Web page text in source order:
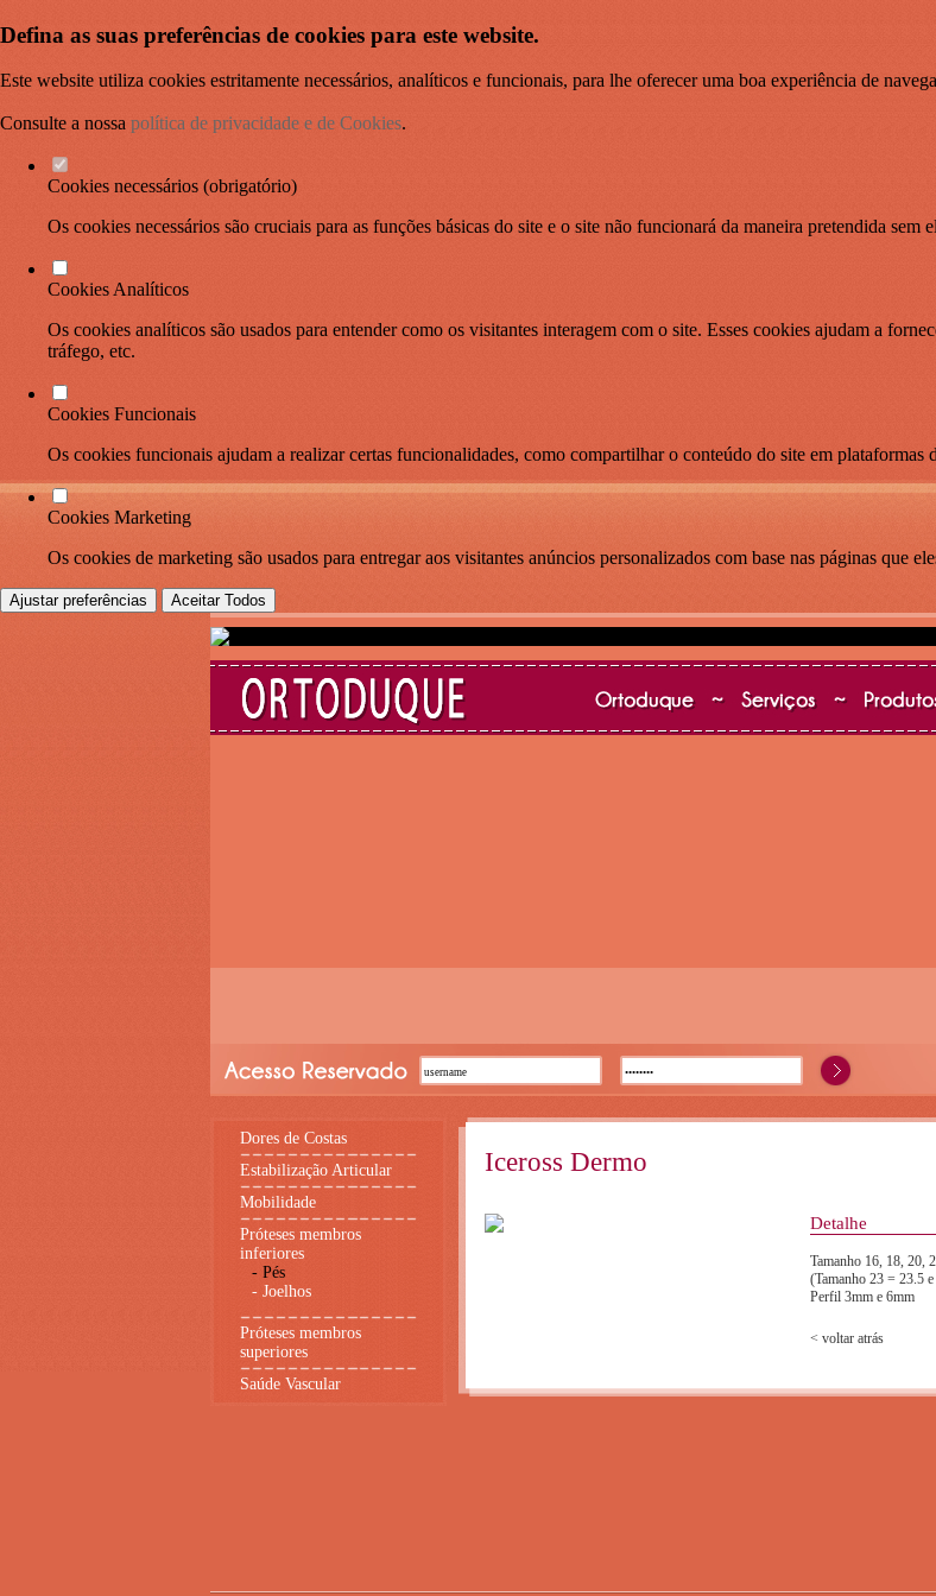
Defina as suas preferências de cookies para este website.
Este website utiliza cookies estritamente necessários, analíticos e funcionais, para lhe oferecer uma boa experiência de
Consulte a nossa política de privacidade e de Cookies.
Cookies necessários (obrigatório)
Os cookies necessários são cruciais para as funções básicas do site e o site não funcionará da maneira pretendida sem
Cookies Analíticos
Os cookies analíticos são usados para entender como os visitantes interagem com o site. Esses cookies ajudam a
tráfego, etc.
Cookies Funcionais
Os cookies funcionais ajudam a realizar certas funcionalidades, como compartilhar o conteúdo do site em plataformas
Cookies Marketing
Os cookies de marketing são usados para entregar aos visitantes anúncios personalizados com base nas páginas que
Ajustar preferências Aceitar Todos
Dores de Costas
Estabilização Articular
Mobilidade
Próteses membros
inferiores
- Pés
- Joelhos
Próteses membros
superiores
Saúde Vascular
Iceross Dermo
Detalhe
Tamanho 16, 18, 20,
(Tamanho 23 = 23.5
Perfil 3mm e 6mm
< voltar atrás